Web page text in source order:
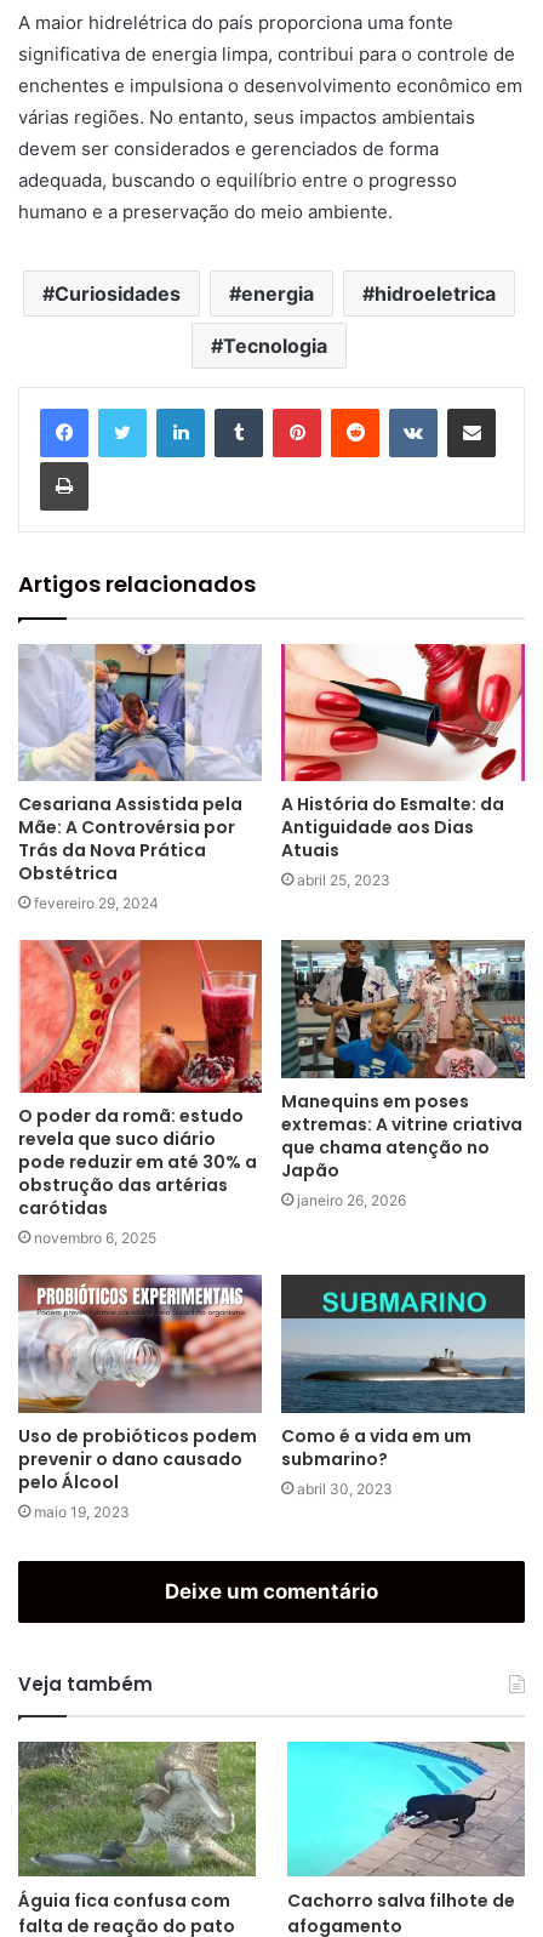
A maior hidrelétrica do país proporciona uma fonte
significativa de energia limpa, contribui para o controle de
enchentes e impulsiona o desenvolvimento econômico em
várias regiões. No entanto, seus impactos ambientais
devem ser considerados e gerenciados de forma
adequada, buscando o equilíbrio entre o progresso
humano e a preservação do meio ambiente.
Curiosidades energia hidroeletrica
Tecnologia
Artigos relacionados
Cesariana Assistida pela
Mãe: A Controvérsia por
Trás da Nova Prática
Obstétrica
fevereiro 29, 2024
A História do Esmalte: da
Antiguidade aos Dias
Atuais
abril 25, 2023
O poder da romã: estudo
revela que suco diário
pode reduzir em até 30% a
obstrução das artérias
carótidas
novembro 6, 2025
Manequins em poses
extremas: A vitrine criativa
que chama atenção no
Japão
janeiro 26, 2026
Uso de probióticos podem
prevenir o dano causado
pelo Álcool
maio 19, 2023
Como é a vida em um
submarino?
abril 30, 2023
Deixe um comentário
Veja também
Águia fica confusa com
falta de reação do pato
Cachorro salva filhote de
afogamento